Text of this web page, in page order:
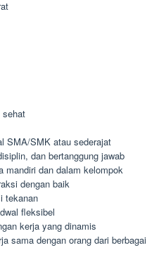
sehat
SMA/SMK atau sederajat
dan bertanggung jawab
mandiri dan dalam kelompok
dengan baik
tekanan
fleksibel
kerja yang dinamis
sama dengan orang dari berbagai